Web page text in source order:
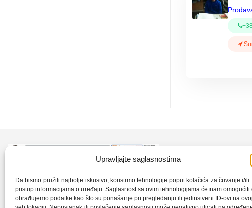
Upravljajte saglasnostima
Da bismo pružili najbolje iskustvo, koristimo tehnologije poput kolačića za čuvanje i/ili
pristup informacijama o uređaju. Saglasnost sa ovim tehnologijama će nam omogućiti
obrađujemo podatke kao što su ponašanje pri pregledanju ili jedinstveni ID-ovi na ovoj
CLK-Interpromet d.o.o. posluje u sastavu
grupe SKF distributera od 1996. godine,
gdje s ponosom mozemo reci da smo
+387 35 720 560
clkm@bih.net.ba